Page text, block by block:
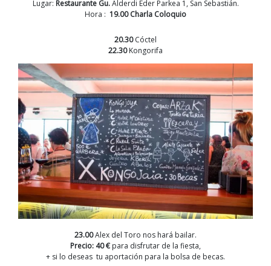
Lugar: Restaurante Gu.Alderdi Eder Parkea 1, San Sebastián.
Hora : 19.00 Charla Coloquio
20.30Cóctel
22.30Kongorifa
23.00Alex del Toro nos hará bailar.
Precio: 40 € para disfrutar de la fiesta,
+ si lo deseas tu aportación para la bolsa de becas.